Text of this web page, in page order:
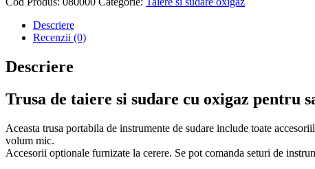
Descriere
Recenzii (0)
Descriere
Trusa de taiere si sudare cu oxigaz pentru
Aceasta trusa portabila de instrumente de sudare include toate
volum mic.
Accesorii optionale furnizate la cerere. Se pot comanda seturi de